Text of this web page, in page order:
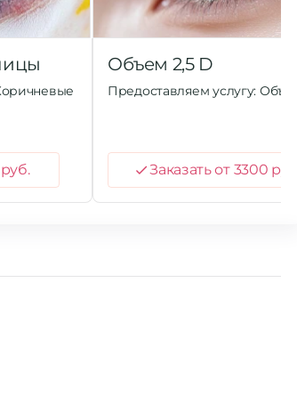
Объем 2,5 D
Предоставляем услугу: Объем
Заказать от 3300 руб.